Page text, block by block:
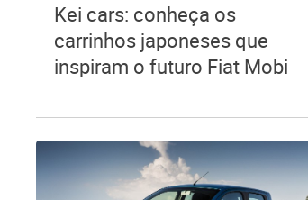
Kei cars: conheça os
carrinhos japoneses que
inspiram o futuro Fiat Mobi